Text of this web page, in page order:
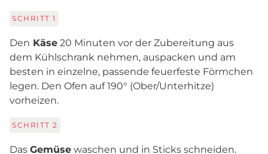
SCHRITT 1
Den Käse 20 Minuten vor der Zubereitung aus
dem Kühlschrank nehmen, auspacken und am
besten in einzelne, passende feuerfeste Förmchen
legen. Den Ofen auf 190° (Ober/Unterhitze)
vorheizen.
SCHRITT 2
Das Gemüse waschen und in Sticks schneiden.